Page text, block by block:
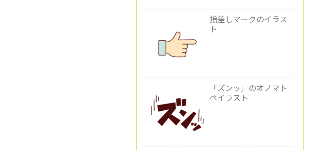
指差しマークのイラス
ト
「ズンッ」のオノマト
ペイラスト